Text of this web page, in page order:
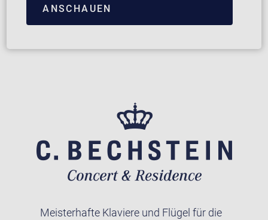
ANSCHAUEN
Meisterhafte Klaviere und Flügel für die